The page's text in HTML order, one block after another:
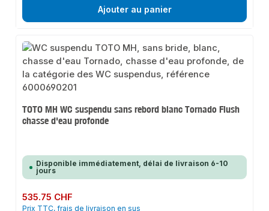
Ajouter au panier
TOTO MH WC suspendu sans rebord blanc Tornado Flush
chasse d'eau profonde
Disponible immédiatement, délai de livraison 6-10
jours
Prix régulier :
535.75 CHF
Prix TTC, frais de livraison en sus